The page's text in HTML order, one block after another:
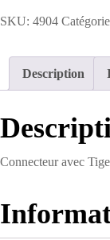
Connecteur
SKU: 4904
Description
Connecteur avec Tige